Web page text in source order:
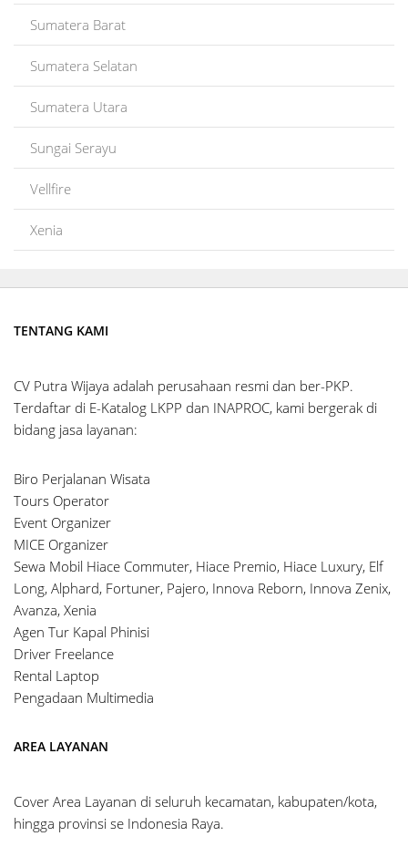
Sumatera Barat
Sumatera Selatan
Sumatera Utara
Sungai Serayu
Vellfire
Xenia
TENTANG KAMI
CV Putra Wijaya adalah perusahaan resmi dan ber-PKP.
Terdaftar di E-Katalog LKPP dan INAPROC, kami bergerak di
bidang jasa layanan:
Biro Perjalanan Wisata
Tours Operator
Event Organizer
MICE Organizer
Sewa Mobil Hiace Commuter, Hiace Premio, Hiace Luxury, Elf
Long, Alphard, Fortuner, Pajero, Innova Reborn, Innova Zenix,
Avanza, Xenia
Agen Tur Kapal Phinisi
Driver Freelance
Rental Laptop
Pengadaan Multimedia
AREA LAYANAN
Cover Area Layanan di seluruh kecamatan, kabupaten/kota,
hingga provinsi se Indonesia Raya.